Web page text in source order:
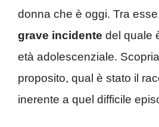
donna che è oggi. Tra
grave incidente del quale
età adolescenziale.
proposito, qual è stato il
inerente a quel difficile